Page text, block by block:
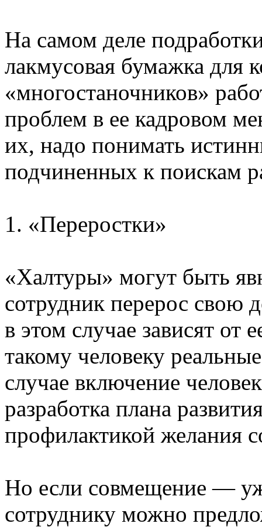
На самом деле
лакмусовая бумажка для
«многостаночников»
проблем в ее кадровом
их, надо понимать
подчиненных к поискам
1. «Переростки»
«Халтуры» могут быть
сотрудник перерос свою
в этом случае зависят от
такому человеку
случае включение
разработка плана
профилактикой желания
Но если совмещение —
сотруднику можно